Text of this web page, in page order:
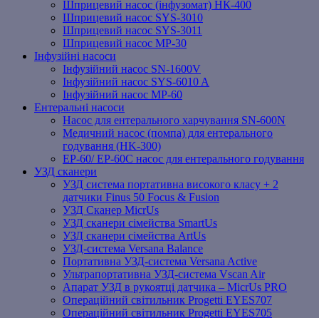
Шприцевий насос (інфузомат) НК-400
Шприцевий насос SYS-3010
Шприцевий насос SYS-3011
Шприцевий насос MP-30
Інфузійні насоси
Інфузійний насос SN-1600V
Інфузійний насос SYS-6010 A
Інфузійний насос MP-60
Ентеральні насоси
Насос для ентерального харчування SN-600N
Медичний насос (помпа) для ентерального
годування (HK-300)
EP-60/ EP-60C насос для ентерального годування
УЗД сканери
УЗД система портативна високого класу + 2
датчики Finus 50 Focus & Fusion
УЗД Сканер MicrUs
УЗД сканери сімейства SmartUs
УЗД сканери сімейства ArtUs
УЗД-система Versana Balance
Портативна УЗД-система Versana Active
Ультрапортативна УЗД-система Vscan Air
Апарат УЗД в рукоятці датчика – MicrUs PRO
Операційний світильник Progetti EYES707
Операційний світильник Progetti EYES705